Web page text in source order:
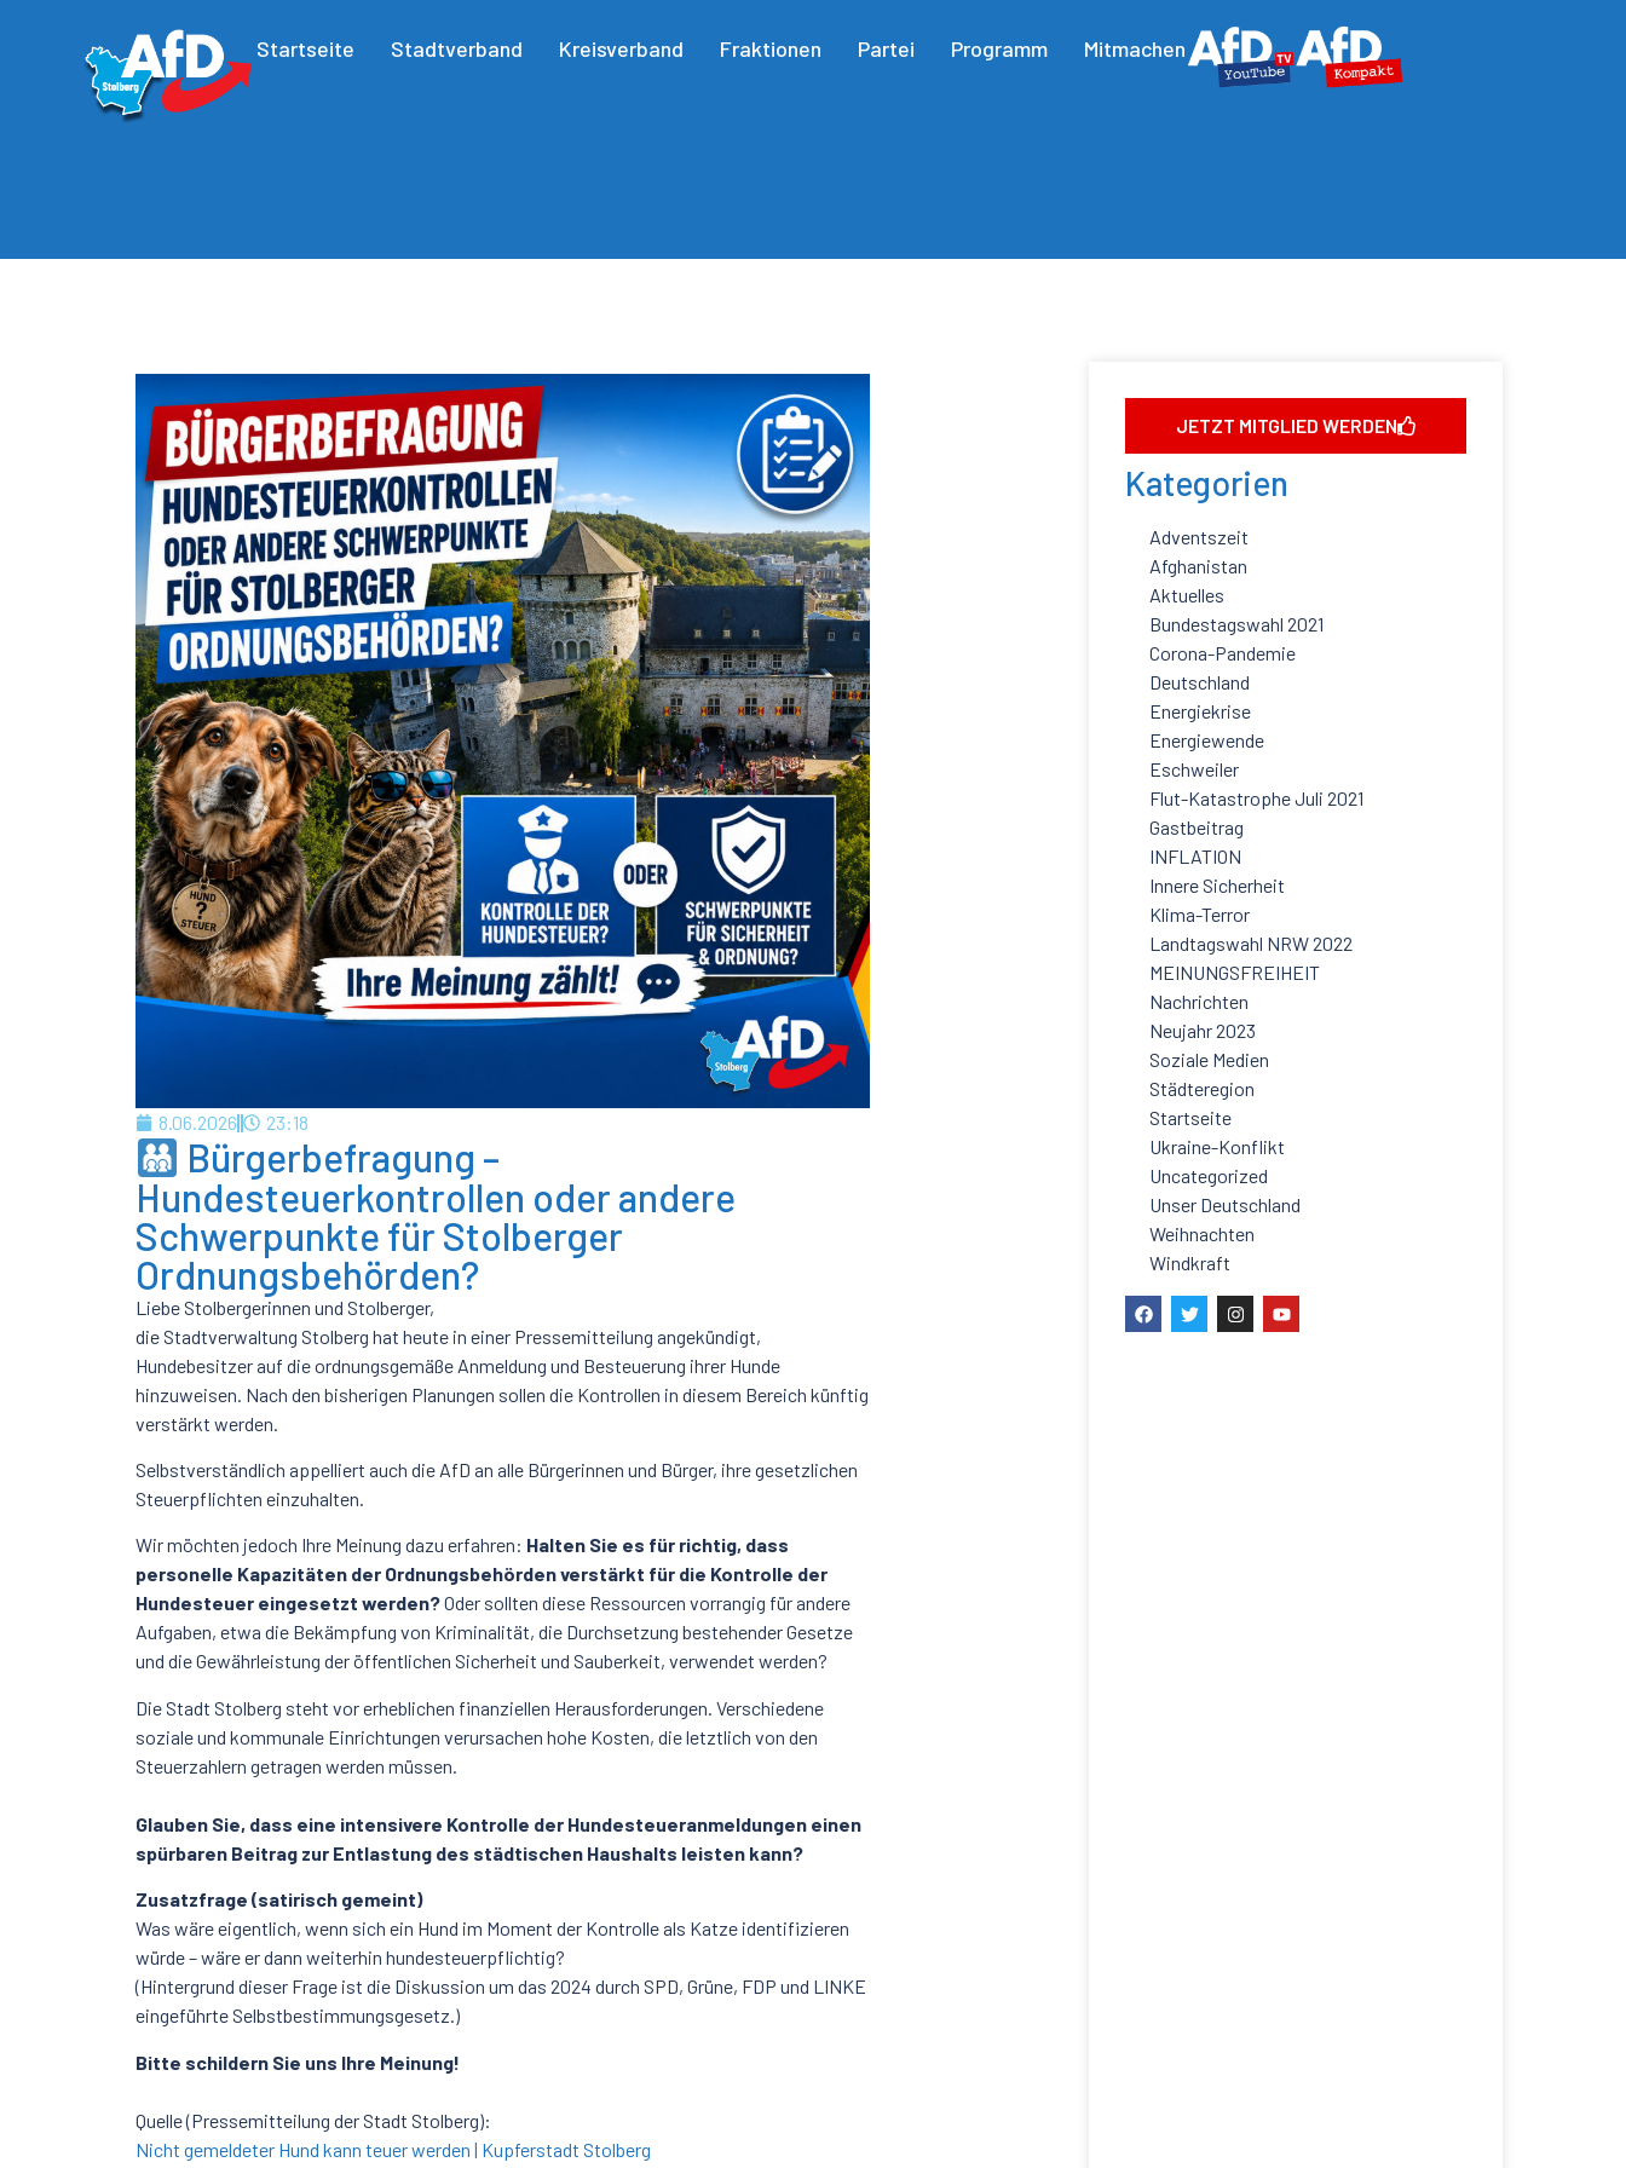
Startseite Stadtverband Kreisverband Fraktionen Partei Programm Mitmachen
8.06.2026 23:18
Bürgerbefragung –
Hundesteuerkontrollen oder andere
Schwerpunkte für Stolberger
Ordnungsbehörden?
Liebe Stolbergerinnen und Stolberger,
die Stadtverwaltung Stolberg hat heute in einer Pressemitteilung angekündigt,
Hundebesitzer auf die ordnungsgemäße Anmeldung und Besteuerung ihrer Hunde
hinzuweisen. Nach den bisherigen Planungen sollen die Kontrollen in diesem Bereich künftig
verstärkt werden.
Selbstverständlich appelliert auch die AfD an alle Bürgerinnen und Bürger, ihre gesetzlichen
Steuerpflichten einzuhalten.
Wir möchten jedoch Ihre Meinung dazu erfahren: Halten Sie es für richtig, dass
personelle Kapazitäten der Ordnungsbehörden verstärkt für die Kontrolle der
Hundesteuer eingesetzt werden?Oder sollten diese Ressourcen vorrangig für andere
Aufgaben, etwa die Bekämpfung von Kriminalität, die Durchsetzung bestehender Gesetze
und die Gewährleistung der öffentlichen Sicherheit und Sauberkeit, verwendet werden?
Die Stadt Stolberg steht vor erheblichen finanziellen Herausforderungen. Verschiedene
soziale und kommunale Einrichtungen verursachen hohe Kosten, die letztlich von den
Steuerzahlern getragen werden müssen.
Glauben Sie, dass eine intensivere Kontrolle der Hundesteueranmeldungen einen
spürbaren Beitrag zur Entlastung des städtischen Haushalts leisten kann?
Zusatzfrage (satirisch gemeint)
Was wäre eigentlich, wenn sich ein Hund im Moment der Kontrolle als Katze identifizieren
würde – wäre er dann weiterhin hundesteuerpflichtig?
(Hintergrund dieser Frage ist die Diskussion um das 2024 durch SPD, Grüne, FDP und LINKE
eingeführte Selbstbestimmungsgesetz.)
Bitte schildern Sie uns Ihre Meinung!
Quelle (Pressemitteilung der Stadt Stolberg):
Nicht gemeldeter Hund kann teuer werden | Kupferstadt Stolberg
JETZT MITGLIED WERDEN
Kategorien
Adventszeit
Afghanistan
Aktuelles
Bundestagswahl 2021
Corona-Pandemie
Deutschland
Energiekrise
Energiewende
Eschweiler
Flut-Katastrophe Juli 2021
Gastbeitrag
INFLATION
Innere Sicherheit
Klima-Terror
Landtagswahl NRW 2022
MEINUNGSFREIHEIT
Nachrichten
Neujahr 2023
Soziale Medien
Städteregion
Startseite
Ukraine-Konflikt
Uncategorized
Unser Deutschland
Weihnachten
Windkraft